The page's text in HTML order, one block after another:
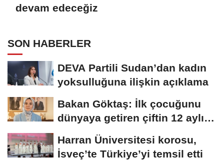
devam edeceğiz
SON HABERLER
DEVA Partili Sudan’dan kadın
yoksulluğuna ilişkin açıklama
Bakan Göktaş: İlk çocuğunu
dünyaya getiren çiftin 12 aylık
Harran Üniversitesi korosu,
İsveç’te Türkiye’yi temsil etti